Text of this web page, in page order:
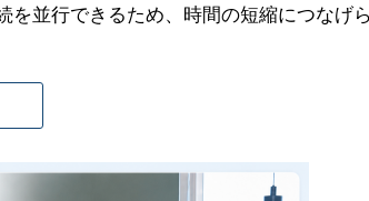
を並行できるため、時間の短縮につなげ